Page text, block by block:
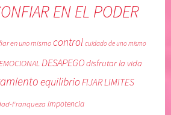
EN EL PODER
en uno mismo control cuidado de uno mismo
DESAPEGOdisfrutar la vida
equilibrioFIJAR LIMITES
Franqueza impotencia